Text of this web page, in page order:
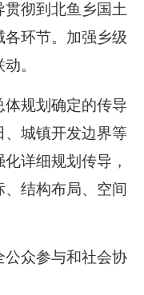
彻到北鱼乡国土
环节。加强乡级
。
规划确定的传导
、城镇开发边界等
详细规划传导，
结构布局、空间
公众参与和社会协